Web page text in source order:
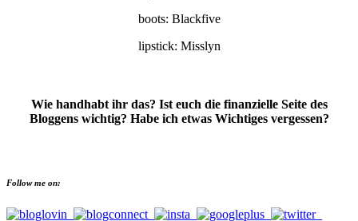
boots: Blackfive
lipstick: Misslyn
Wie handhabt ihr das? Ist euch die finanzielle Seite des
Bloggens wichtig? Habe ich etwas Wichtiges vergessen?
Follow me on: